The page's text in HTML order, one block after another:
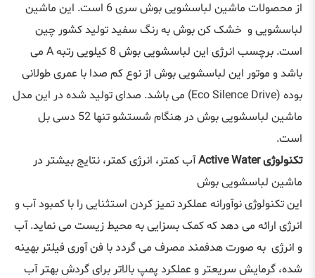
از محصولات ماشین لباسشویی بوش سری 6 است. این ماشین
لباسشویی و خشک کن بوش به رنگ سفید تولید کشور چین
است. برچسب انرژی این لباسشویی بوش 8 کیلویی رتبه A می
باشد و موتور این لباسشویی بوش از نوع کم صدا با عمری طولانی
بوده (Eco Silence Drive) می باشد. صدای تولید شده در این مدل
ماشین لباسشویی بوش در هنگام شستشو تنها 52 دسی‌ بل
است.
تکنولوژی Active Water
آب کمتر، انرژی کمتر، نتایج بیشتر در
ماشین لباسشویی بوش
این تکنولوژی نوآورانه عملکرد تمیز کردن استثنایی را با کمبود آب و
انرژی ارائه می دهد که کمک بسزایی به محیط زیست می نماید. آب
و انرژی به صورت هدفمند مصرف می گردد با فن آوری فیلتر بهینه
شده، گرمایش سریعتر و عملکرد پمپ بالاتر برای گردش بهتر آب